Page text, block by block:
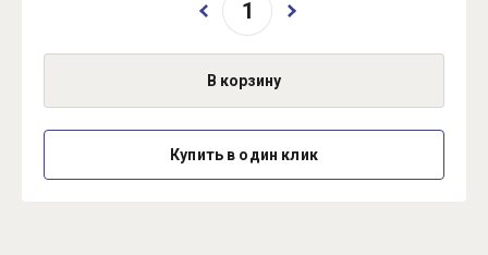
В корзину
Купить в один клик